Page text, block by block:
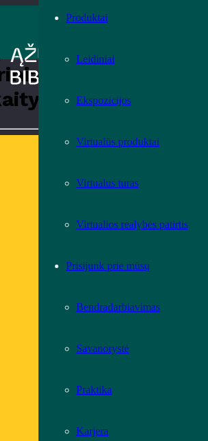
Produktai
Leidiniai
Ekspozicijos
Virtualūs produktai
Virtualus turas
Virtualios realybės patirtis
Prisijunk prie mūsų
Bendradarbiavimas
Savanorystė
Praktika
Karjera
Literatūriniai priešpiečiai – tylieji
priešpiečiai –